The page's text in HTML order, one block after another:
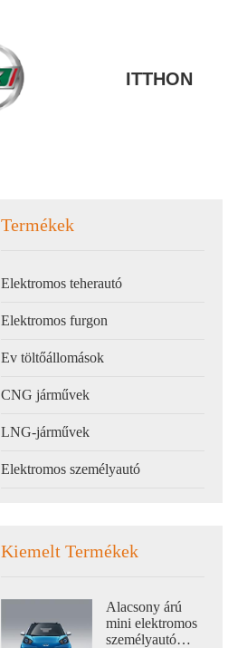
ITTHON
Termékek
Elektromos teherautó
Elektromos furgon
Ev töltőállomások
CNG járművek
LNG-járművek
Elektromos személyautó
Kiemelt Termékek
Alacsony árú
mini elektromos
személyautó